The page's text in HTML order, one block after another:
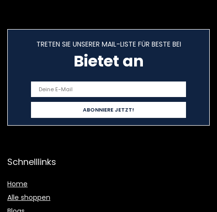
TRETEN SIE UNSERER MAIL-LISTE FÜR BESTE BEI
Bietet an
Schnelllinks
Home
Alle shoppen